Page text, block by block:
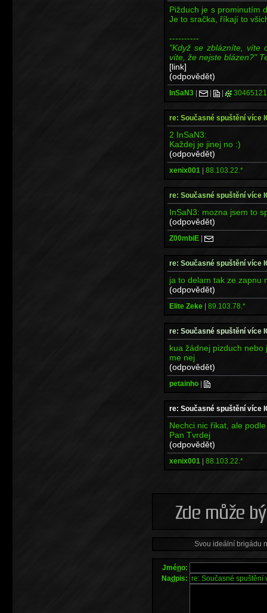
Pižduch je s prominutím
Je to sračka, říkají to
----------
"Když se zblázníte, víte
víte, že nejste blázen?"
[link]
(odpovědět)
InSaN3 | | |
re: Současné spuštění více
2 InSaN3:
Každej je jinej no :)
(odpovědět)
xenix001 | 88.103.22.*
re: Současné spuštění více
InSaN3: mozna jsem to
(odpovědět)
Z00mbiE |
re: Současné spuštění více
ja to delam tak ze zapnu
(odpovědět)
Elite Zeke | 89.103.78.*
re: Současné spuštění více
kua žádnej pizduch
me nej
(odpovědět)
petainho |
re: Současné spuštění více
Nechci nic řikat, ale
Pan Tvrdej
(odpovědět)
xenix001 | 88.103.22.*
Svou ideální brigádu
Jméno:
Nadpis: